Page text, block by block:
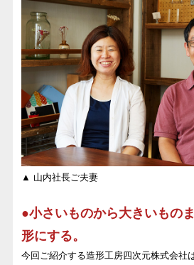
▲ 山内社長ご夫妻
●小さいものから大きいもの
形にする。
今回ご紹介する造形工房四次元株式会社